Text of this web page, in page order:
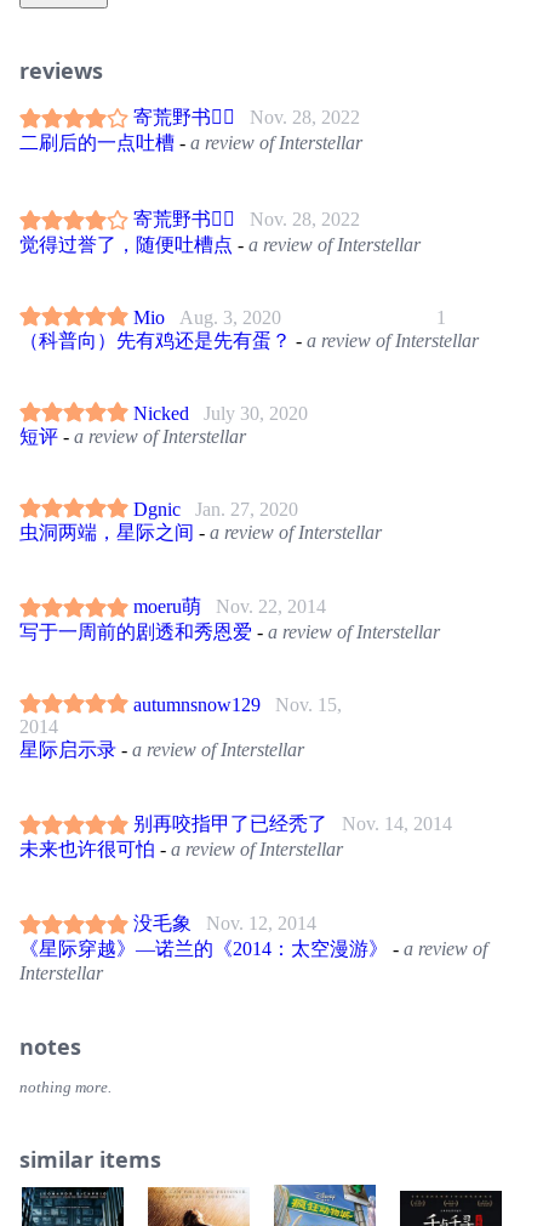
reviews
寄荒野书🏳️‍🌈
Nov. 28, 2022
二刷后的一点吐槽 - a review of Interstellar
寄荒野书🏳️‍🌈
Nov. 28, 2022
觉得过誉了，随便吐槽点 - a review of Interstellar
1
Mio
Aug. 3, 2020
（科普向）先有鸡还是先有蛋？ - a review of Interstellar
Nicked
July 30, 2020
短评 - a review of Interstellar
Dgnic
Jan. 27, 2020
虫洞两端，星际之间 - a review of Interstellar
moeru萌
Nov. 22, 2014
写于一周前的剧透和秀恩爱 - a review of Interstellar
autumnsnow129
Nov. 15,
2014
星际启示录 - a review of Interstellar
别再咬指甲了已经秃了
Nov. 14, 2014
未来也许很可怕 - a review of Interstellar
没毛象
Nov. 12, 2014
《星际穿越》—诺兰的《2014：太空漫游》
- a review of
Interstellar
notes
nothing more.
similar items